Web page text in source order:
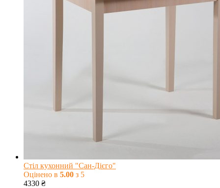
Стіл кухонний "Сан-Дієго"
Оцінено в 5.00 з 5
4330 ₴